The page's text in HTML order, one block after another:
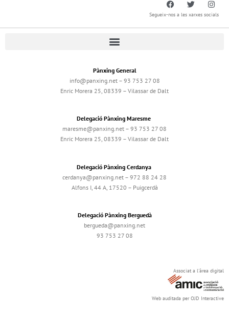
Segueix-nos a les xarxes socials
Pànxing General
info@panxing.net – 93 753 27 08
Enric Morera 25, 08339 – Vilassar de Dalt
Delegació Pànxing Maresme
maresme@panxing.net – 93 753 27 08
Enric Morera 25, 08339 – Vilassar de Dalt
Delegació Pànxing Cerdanya
cerdanya@panxing.net – 972 88 24 28
Alfons I, 44 A, 17520 – Puigcerdà
Delegació Pànxing Berguedà
bergueda@panxing.net
93 753 27 08
Associat a l'àrea digital
Web auditada per OJD Interactive